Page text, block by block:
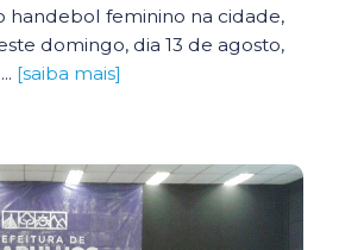
handebol feminino na cidade,
domingo, dia 13 de agosto,
[saiba mais]